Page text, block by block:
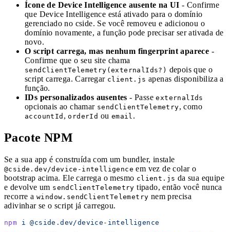
Ícone de Device Intelligence ausente na UI - Confirme
que Device Intelligence está ativado para o domínio
gerenciado no cside. Se você removeu e adicionou o
domínio novamente, a função pode precisar ser ativada de
novo.
O script carrega, mas nenhum fingerprint aparece -
Confirme que o seu site chama
sendClientTelemetry(externalIds?) depois que o
script carrega. Carregar client.js apenas disponibiliza a
função.
IDs personalizados ausentes - PasseexternalIds
opcionais ao chamar sendClientTelemetry, como
accountId ,orderId ou email .
Pacote NPM
Se a sua app é construída com um bundler, instale
@cside.dev/device-intelligence em vez de colar o
bootstrap acima. Ele carrega o mesmo client.js da sua equipe
e devolve um sendClientTelemetry tipado, então você nunca
recorre awindow.sendClientTelemetry nem precisa
adivinhar se o script já carregou.
npm i
@cside.dev/device-intelligence